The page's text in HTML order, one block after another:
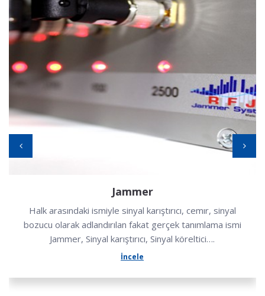
Drone Tespit Sistemleri
Günümüzde casusluk suikast, sabotaj terör saldırıları
gibi ana başlıklarda amacı dışında kullanılmaya
başlayarak çok riskli bir tehdit halini aldı.
İncele